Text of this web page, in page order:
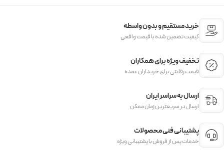
خرید مستقیم و بدون واسطه
کیفیت تضمین شده با قیمت واقعی
تخفیف ویژه برای همکاران
قیمت‌ رقابتی برای خریداران عمده
ارسال به سراسر ایران
ارسال در سریعترین زمان ممکن
پشتیبانی فنی محصولات
خدمات پس از فروش با پشتیبانی ویژه